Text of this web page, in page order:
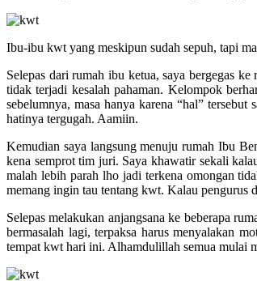
Ibu-ibu kwt yang meskipun sudah sepuh, tapi
Selepas dari rumah ibu ketua, saya bergegas
tidak terjadi kesalah pahaman. Kelompok
sebelumnya, masa hanya karena “hal”
hatinya tergugah. Aamiin.
Kemudian saya langsung menuju rumah Ibu
kena semprot tim juri. Saya khawatir sekali
malah lebih parah lho jadi terkena omongan
memang ingin tau tentang kwt. Kalau pengurus
Selepas melakukan anjangsana ke beberapa
bermasalah lagi, terpaksa harus menyalakan
tempat kwt hari ini. Alhamdulillah semua mulai